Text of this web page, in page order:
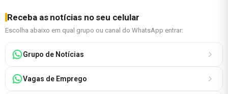
Receba as notícias no seu celular
Escolha abaixo em qual grupo ou canal do WhatsApp entrar:
Grupo de Notícias
Vagas de Emprego